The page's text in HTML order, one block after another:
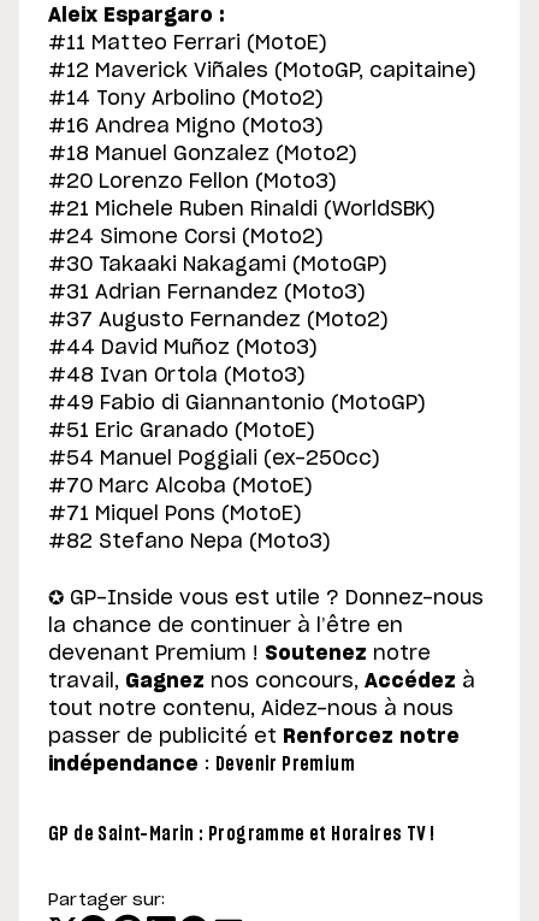
Aleix Espargaro :
#11 Matteo Ferrari (MotoE)
#12 Maverick Viñales (MotoGP, capitaine)
#14 Tony Arbolino (Moto2)
#16 Andrea Migno (Moto3)
#18 Manuel Gonzalez (Moto2)
#20 Lorenzo Fellon (Moto3)
#21 Michele Ruben Rinaldi (WorldSBK)
#24 Simone Corsi (Moto2)
#30 Takaaki Nakagami (MotoGP)
#31 Adrian Fernandez (Moto3)
#37 Augusto Fernandez (Moto2)
#44 David Muñoz (Moto3)
#48 Ivan Ortola (Moto3)
#49 Fabio di Giannantonio (MotoGP)
#51 Eric Granado (MotoE)
#54 Manuel Poggiali (ex-250cc)
#70 Marc Alcoba (MotoE)
#71 Miquel Pons (MotoE)
#82 Stefano Nepa (Moto3)
✪ GP-Inside vous est utile ? Donnez-nous
la chance de continuer à l’être en
devenant Premium ! Soutenez notre
travail, Gagnez nos concours, Accédez à
tout notre contenu, Aidez-nous à nous
passer de publicité et Renforcez notre
indépendance : Devenir Premium
GP de Saint-Marin : Programme et Horaires TV !
Partager sur: